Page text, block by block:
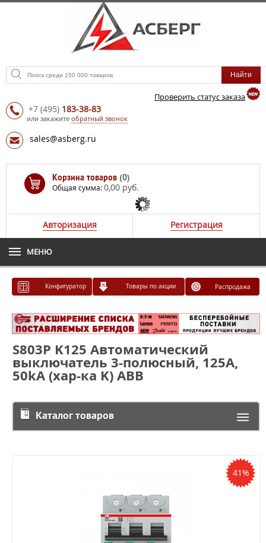
Проверить статус заказа
+7 (495) 183-38-83
или закажите обратный звонок
sales@asberg.ru
Корзина товаров (0)
Общая сумма:0,00 руб.
Авторизация Регистрация
МЕНЮ
Конфигуратор Товары по акции Распродажа
S803P K125 Автоматический
выключатель 3-полюсный, 125A,
50kA (хар-ка K) ABB
Каталог товаров
41%